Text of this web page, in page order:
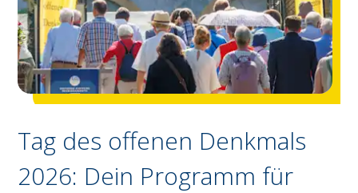
Tag des offenen Denkmals
2026: Dein Programm für